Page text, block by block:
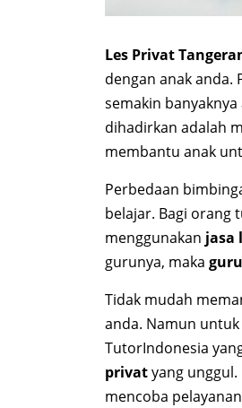
Les Privat
dengan anak anda.
semakin
dihadirkan adalah
membantu anak
Perbedaan
belajar. Bagi orang
menggunakan jasa
gurunya, maka
Tidak mudah
anda. Namun untuk
TutorIndonesia
privatyang
mencoba